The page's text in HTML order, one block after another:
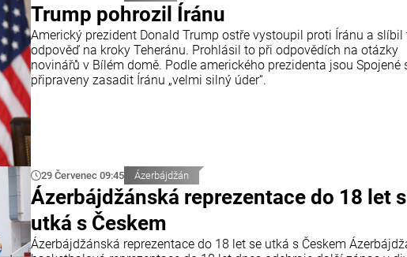
Trump pohrozil Íránu
Americký prezident Donald Trump ostře vystoupil proti Íránu a slíbil
odpověď na kroky Teheránu. Prohlásil to při odpovědích na otázky
novinářů v Bílém domě. Podle amerického prezidenta jsou Spojené
připraveny zasadit Íránu „velmi silný úder“.
29 Červenec 09:45 Ázerbájdžán
Ázerbájdžánská reprezentace do 18 let
utká s Českem
Ázerbájdžánská reprezentace do 18 let se utká s Českem